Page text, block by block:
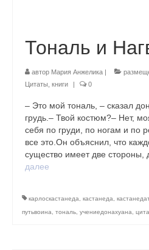
Тональ и
автор Мария Анжелика |
Цитаты, книги
| 0
– Это мой тональ, – сказал
грудь.– Твой костюм?– Нет,
себя по груди, по ногам и по
все это.Он объяснил, что
существо имеет две стороны,
далее
карлоскастанеда кастанеда
путьвоина
тональ учениедонахуана